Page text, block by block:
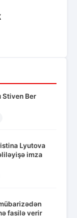
Stiven Ber
Lyutova
imza
fasilə verir